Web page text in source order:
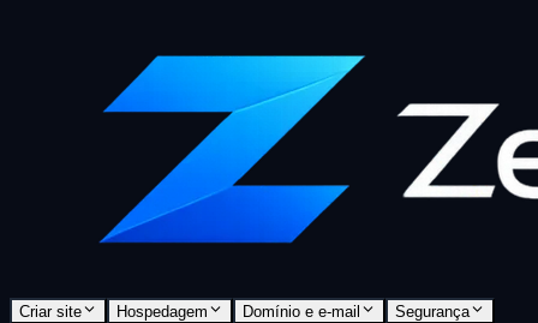
Criar site Hospedagem Domínio e e-mail Segurança